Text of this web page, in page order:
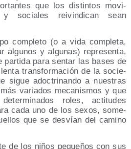
que los dis­tin­tos movi­
y socia­les rei­vin­di­can sean
com­ple­to (o a vida com­ple­ta,
algu­nos y algu­nas) repre­sen­ta,
par­ti­da para sen­tar las bases de
trans­for­ma­ción de la socie­
sigue adoc­tri­nan­do a nues­tras
varia­dos meca­nis­mos y que
roles, acti­tu­des
cada uno de los sexos, some­
que se des­vían del camino
de los niños peque­ños con sus